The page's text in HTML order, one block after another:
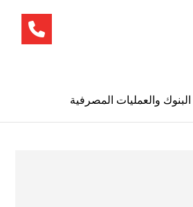
والعمليات المصرفية